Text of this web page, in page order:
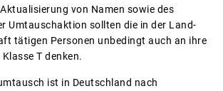
von Namen sowie des
Umtauschaktion sollten die in der Land-
tätigen Personen unbedingt auch an ihre
T denken.
ist in Deutschland nach